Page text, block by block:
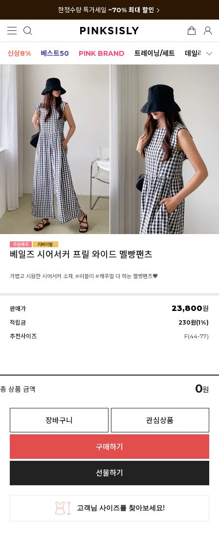
한정수량 특가세일 ~70% 최대 할인
신상8% 베스트50 PINK BRAND 트레이닝/세트 데일리세트
베일즈 시어서커 프릴 와이드 멜빵팬츠
가볍고 시원한 시어서커 소재, #러블리 #캐주얼 다 하는 멜빵팬츠♥
판매가 23,800원
적립금
230원(1%)
추천사이즈
F(44-77)
총 상품 금액 0원
장바구니 관심상품
구매하기
선물하기